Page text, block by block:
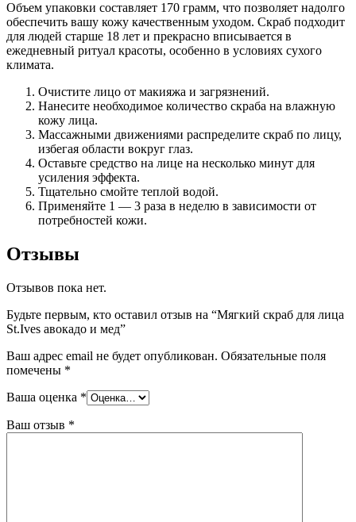
Объем упаковки составляет 170 грамм, что позволяет надолго
обеспечить вашу кожу качественным уходом. Скраб подходит
для людей старше 18 лет и прекрасно вписывается в
ежедневный ритуал красоты, особенно в условиях сухого
климата.
Очистите лицо от макияжа и загрязнений.
Нанесите необходимое количество скраба на влажную
кожу лица.
Массажными движениями распределите скраб по лицу,
избегая области вокруг глаз.
Оставьте средство на лице на несколько минут для
усиления эффекта.
Тщательно смойте теплой водой.
Применяйте 1 — 3 раза в неделю в зависимости от
потребностей кожи.
Отзывы
Отзывов пока нет.
Будьте первым, кто оставил отзыв на “Мягкий скраб для лица
St.Ives авокадо и мед”
Ваш адрес email не будет опубликован. Обязательные поля
помечены *
Ваша оценка *
Ваш отзыв *